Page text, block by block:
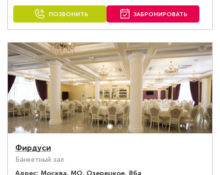
ПОЗВОНИТЬ ЗАБРОНИРОВАТЬ
Фирдуси
Банкетный зал
Адрес: Москва, МО, Озерецкое, 86а